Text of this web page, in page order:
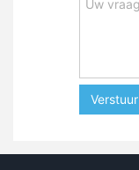
Verstuur